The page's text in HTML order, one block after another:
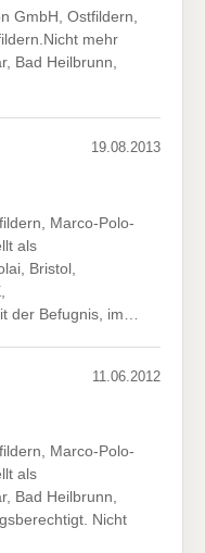
GmbH, Ostfildern,
mehr
Bad Heilbrunn,
19.08.2013
Marco-Polo-
als
Bristol,
der Befugnis, im…
11.06.2012
Marco-Polo-
als
Bad Heilbrunn,
Nicht